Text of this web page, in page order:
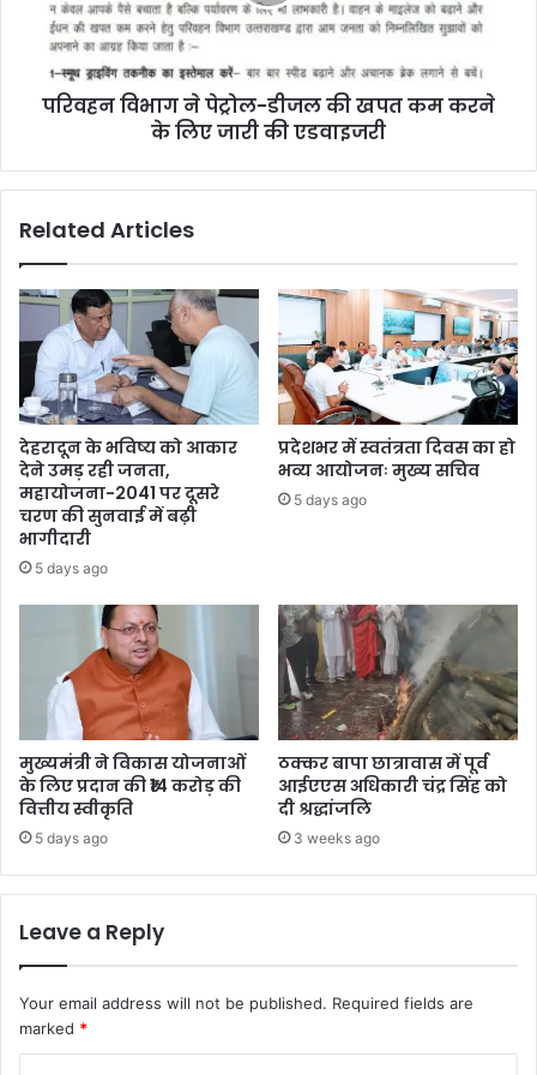
परिवहन विभाग ने पेट्रोल-डीजल की खपत कम करने
के लिए जारी की एडवाइजरी
Related Articles
देहरादून के भविष्य को आकार
देने उमड़ रही जनता,
महायोजना-2041 पर दूसरे
चरण की सुनवाई में बढ़ी
भागीदारी
5 days ago
प्रदेशभर में स्वतंत्रता दिवस का हो
भव्य आयोजनः मुख्य सचिव
5 days ago
मुख्यमंत्री ने विकास योजनाओं
के लिए प्रदान की ₹14 करोड़ की
वित्तीय स्वीकृति
5 days ago
ठक्कर बापा छात्रावास में पूर्व
आईएएस अधिकारी चंद्र सिंह को
दी श्रद्धांजलि
3 weeks ago
Leave a Reply
Your email address will not be published. Required fields are
marked *